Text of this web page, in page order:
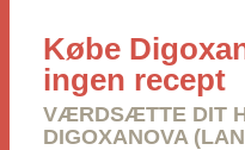
Købe
ingen recept
VÆRDSÆTTE DIT
DIGOXANOVA